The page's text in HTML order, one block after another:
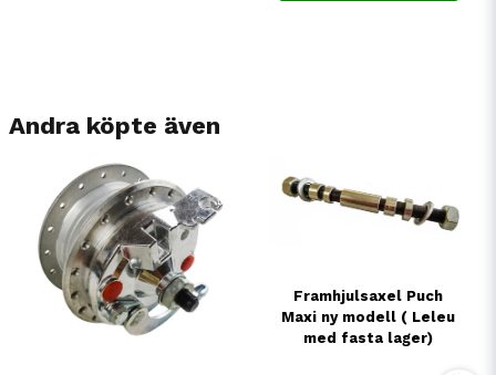
Andra köpte även
Framhjulsaxel Puch
Maxi ny modell ( Leleu
med fasta lager)